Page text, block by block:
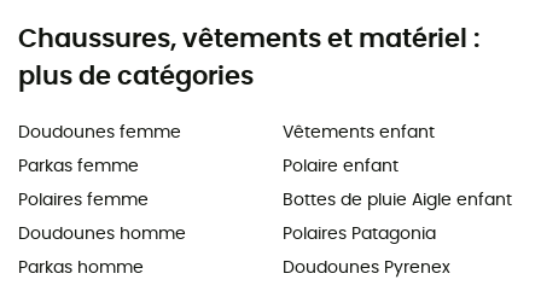
Chaussures, vêtements et matériel :
plus de catégories
Doudounes femme
Parkas femme
Polaires femme
Doudounes homme
Parkas homme
Vêtements enfant
Polaire enfant
Bottes de pluie Aigle enfant
Polaires Patagonia
Doudounes Pyrenex